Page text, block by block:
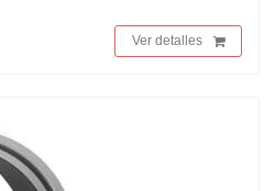
Ver detalles